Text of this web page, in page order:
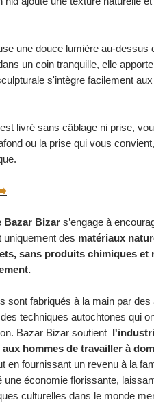
une douce lumière au-dessus
un coin tranquille, elle
s'intègre facilement
livré sans câblage ni prise,
ou la prise qui vous
Bazar Bizar s’engage à
uniquement des matériaux
sans produits chimiques et
sont fabriqués à la main par
techniques autochtones qui
Bazar Bizar soutient
aux hommes de travailler à
en fournissant un revenu à la
une économie florissante,
culturelles dans le monde